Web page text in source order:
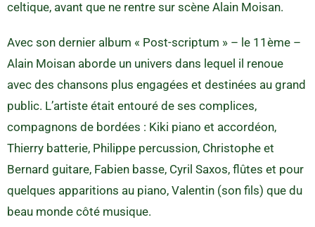
celtique, avant que ne rentre sur scène Alain Moisan.
Avec son dernier album « Post-scriptum » – le 11ème –
Alain Moisan aborde un univers dans lequel il renoue
avec des chansons plus engagées et destinées au grand
public. L’artiste était entouré de ses complices,
compagnons de bordées : Kiki piano et accordéon,
Thierry batterie, Philippe percussion, Christophe et
Bernard guitare, Fabien basse, Cyril Saxos, flûtes et pour
quelques apparitions au piano, Valentin (son fils) que du
beau monde côté musique.